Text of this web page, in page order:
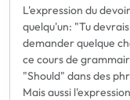
L'expression du
quelqu'un: "Tu
demander quelque
ce cours de
"Should" dans des
Mais aussi